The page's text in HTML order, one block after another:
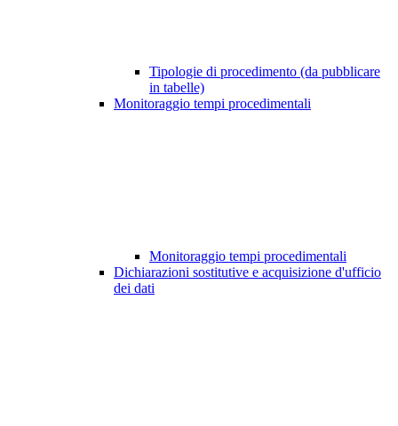
Tipologie di procedimento (da pubblicare
in tabelle)
Monitoraggio tempi procedimentali
Monitoraggio tempi procedimentali
Dichiarazioni sostitutive e acquisizione d'ufficio
dei dati